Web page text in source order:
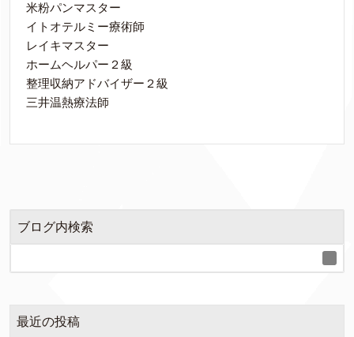
米粉パンマスター
イトオテルミー療術師
レイキマスター
ホームヘルパー２級
整理収納アドバイザー２級
三井温熱療法師
ブログ内検索
最近の投稿